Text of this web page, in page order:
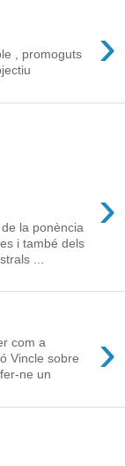
›
, promoguts
›
la ponència
i també dels
...
›
com a
Vincle sobre
ne un